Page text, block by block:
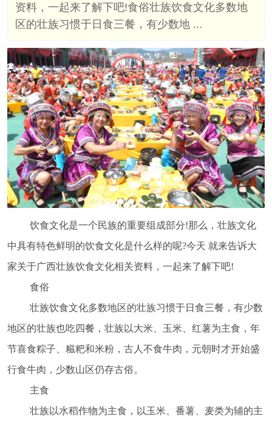
资料，一起来了解下吧!食俗壮族饮食文化多数地
区的壮族习惯于日食三餐，有少数地 ...
饮食文化是一个民族的重要组成部分!那么，壮族文化
中具有特色鲜明的饮食文化是什么样的呢?今天 就来告诉大
家关于广西壮族饮食文化相关资料，一起来了解下吧!
食俗
壮族饮食文化多数地区的壮族习惯于日食三餐，有少数
地区的壮族也吃四餐，壮族以大米、玉米、红薯为主食，年
节喜食粽子、糍粑和米粉，古人不食牛肉，元朝时才开始盛
行食牛肉，少数山区仍存古俗。
主食
壮族以水稻作物为主食，以玉米、番薯、麦类为辅的主